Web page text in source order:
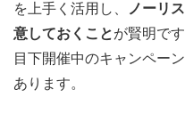
を上手く活用し、
ノーリ
意しておくことが賢明です
目下開催中のキャンペー
あります。